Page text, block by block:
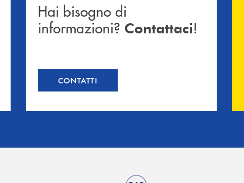
Hai bisogno di
informazioni? Contattaci!
CONTATTI